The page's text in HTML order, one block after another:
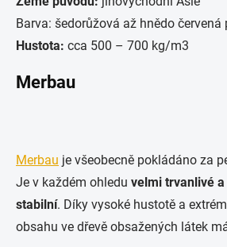
Barva: šedorůžová až hnědo červená
Hustota: cca 500 – 700 kg/m3
Merbau
Merbau je všeobecně pokládáno za
Je v každém ohledu velmi trvanlivé
stabilní. Díky vysoké hustotě a
obsahu ve dřevě obsažených látek